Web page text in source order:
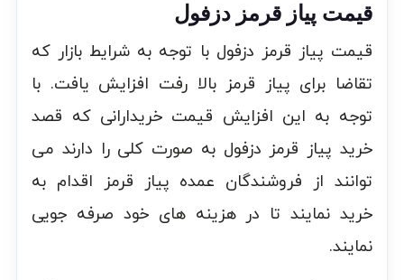
قیمت پیاز قرمز دزفول
قیمت پیاز قرمز دزفول با توجه به شرایط بازار که
تقاضا برای پیاز قرمز بالا رفت افزایش یافت. با
توجه به این افزایش قیمت خریدارانی که قصد
خرید پیاز قرمز دزفول به صورت کلی را دارند می
توانند از فروشندگان عمده پیاز قرمز اقدام به
خرید نمایند تا در هزینه های خود صرفه جویی
نمایند.